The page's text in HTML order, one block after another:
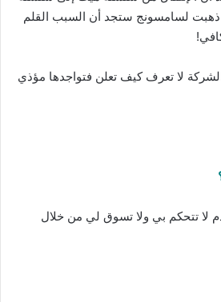
لسامسونج ستجد أن السبب القلم
الشركة لا تعرف كيف تعلن فتواجدها مؤذي
لا تتحكم بي ولا تسوق لي من خلال